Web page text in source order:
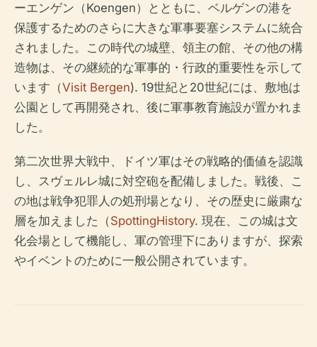
ーエンゲン（Koengen）とともに、ベルゲンの港を
保護するためのさらに大きな軍事要塞システムに統合
されました。この時代の城壁、領主の館、その他の構
造物は、その継続的な軍事的・行政的重要性を示して
います（Visit Bergen). 19世紀と20世紀には、敷地は
公園として再開発され、後に軍事教育施設が置かれま
した。
第二次世界大戦中、ドイツ軍はその戦略的価値を認識
し、スヴェルレ城に対空砲を配備しました。戦後、こ
の地は戦争犯罪人の処刑場となり、その歴史に厳粛な
層を加えました（SpottingHistory. 現在、この城は文
化会場として機能し、軍の管理下にありますが、探索
やイベントのために一般公開されています。